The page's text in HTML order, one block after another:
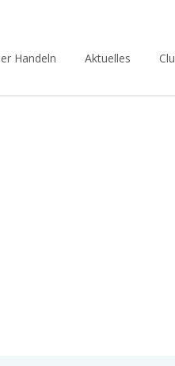
Handeln Aktuelles